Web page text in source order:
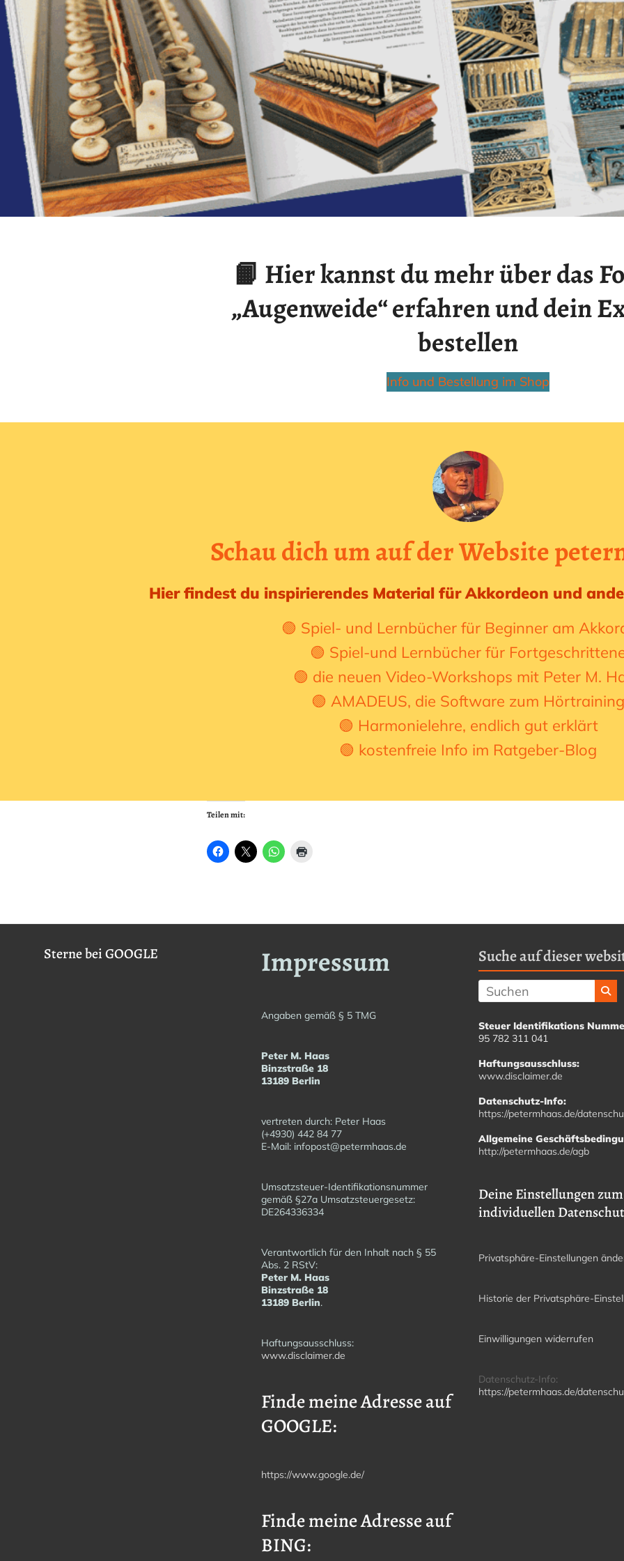
📙 Hier kannst du mehr über das
„Augenweide“ erfahren und dein
bestellen
Info und Bestellung im Shop
Schau dich um auf der Website
Hier findest du inspirierendes Material für Akkordeon und
🟢 Spiel- und Lernbücher für Beginner am
🟢 Spiel-und Lernbücher für
🟢 die neuen Video-Workshops mit Peter M.
🟢 AMADEUS, die Software zum Hörtraining
🟢 Harmonielehre, endlich gut erklärt
🟢 kostenfreie Info im Ratgeber-Blog
Teilen mit:
Sterne bei GOOGLE Impressum
Angaben gemäß § 5 TMG
Peter M. Haas
Binzstraße 18
13189 Berlin
vertreten durch: Peter Haas
(+4930) 442 84 77
E-Mail: infopost@petermhaas.de
Umsatzsteuer-Identifikationsnummer
gemäß §27a Umsatzsteuergesetz:
DE264336334
Verantwortlich für den Inhalt nach § 55
Abs. 2 RStV:
Peter M. Haas
Binzstraße 18
13189 Berlin.
Haftungsausschluss:
www.disclaimer.de
Finde meine Adresse auf
GOOGLE:
https://www.google.de/
Finde meine Adresse auf
BING:
Suche auf dieser
Steuer Identifikations
95 782 311 041
Haftungsausschluss:
www.disclaimer.de
Datenschutz-Info:
https://petermhaas.de/
Allgemeine
http://petermhaas.de/agb
Deine Einstellungen zum
individuellen
Privatsphäre-Einstellungen
Historie der Privatsphäre-
Einwilligungen widerrufen
Datenschutz-Info:
https://petermhaas.de/